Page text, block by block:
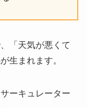
「天気が悪くて
生まれます。
ーキュレーター